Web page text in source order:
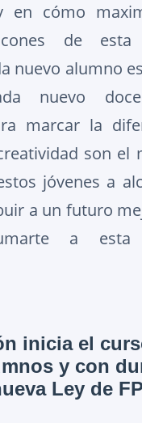
cómo
de esta
nuevo alumno
nuevo
marcar la
son el
jóvenes a
a un futuro
a esta
inicia el
y con
Ley de